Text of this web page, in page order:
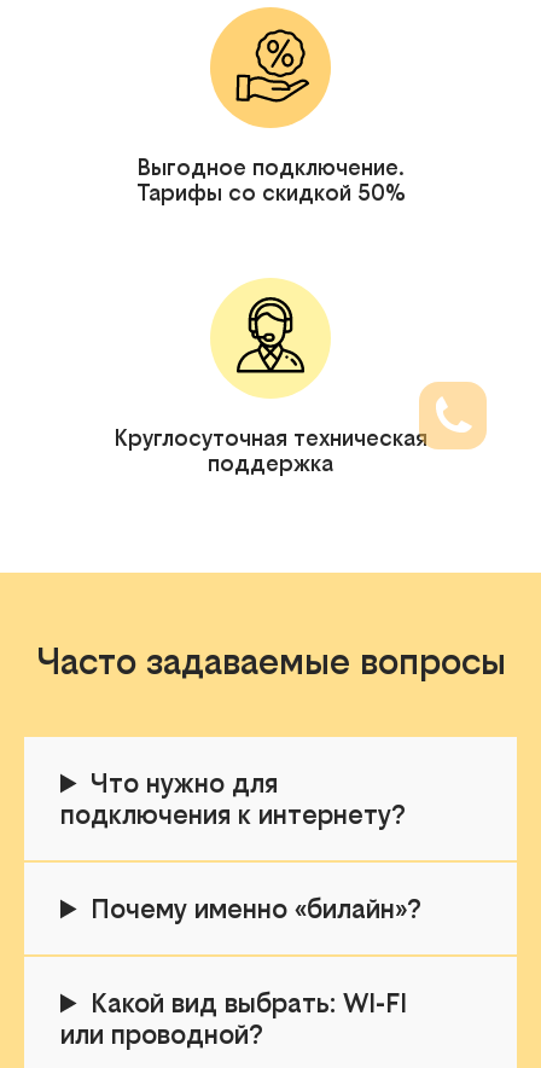
Выгодное подключение.
Тарифы со скидкой 50%
Круглосуточная техническая
поддержка
Часто задаваемые вопросы
Что нужно для
подключения к интернету?
Почему именно «билайн»?
Какой вид выбрать: WI-FI
или проводной?